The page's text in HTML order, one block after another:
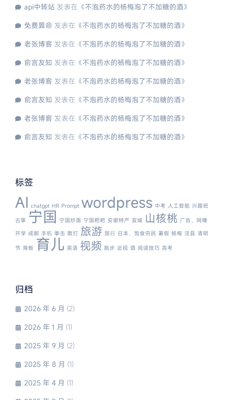
api中转站 发表在《不泡药水的杨梅泡了不加糖的酒》
免费算命 发表在《不泡药水的杨梅泡了不加糖的酒》
老张博客 发表在《不泡药水的杨梅泡了不加糖的酒》
俞言友知 发表在《不泡药水的杨梅泡了不加糖的酒》
老张博客 发表在《不泡药水的杨梅泡了不加糖的酒》
俞言友知 发表在《不泡药水的杨梅泡了不加糖的酒》
老张博客 发表在《不泡药水的杨梅泡了不加糖的酒》
俞言友知 发表在《不泡药水的杨梅泡了不加糖的酒》
标签
AI chatgpt HR Prompt wordpress 中考 人工智能 兴趣班
古筝 宁国 宁国炒面 宁国粑粑 安徽特产 宣城 山核桃 广告，网赚
开学 成都 手机 拳击 散打 旅游 旅行 日本，饱食穷民 暑假 杨梅 泾县 清明
节 滑板 育儿 英语 视频 跑步 近视 酒 阅读技巧 高考
归档
2026 年 6 月 (2)
2026 年 1 月 (1)
2025 年 9 月 (2)
2025 年 8 月 (1)
2025 年 4 月 (1)